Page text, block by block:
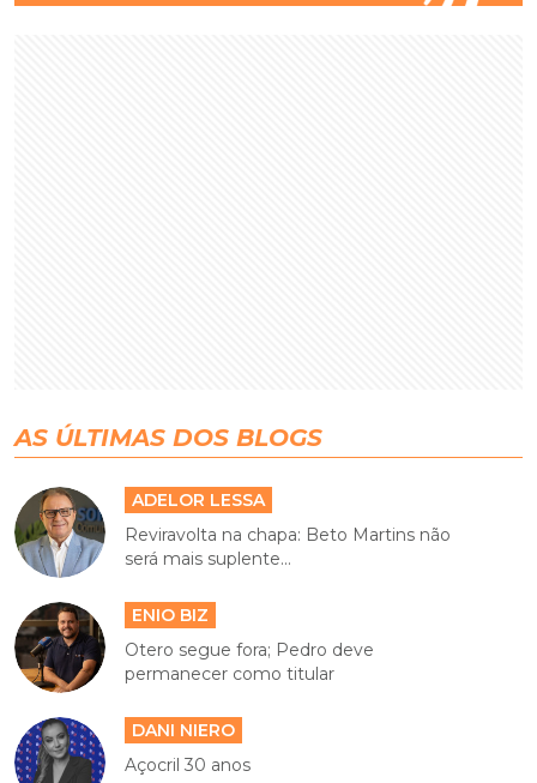
AS ÚLTIMAS DOS BLOGS
ADELOR LESSA
Reviravolta na chapa: Beto Martins não
será mais suplente...
ENIO BIZ
Otero segue fora; Pedro deve
permanecer como titular
DANI NIERO
Açocril 30 anos